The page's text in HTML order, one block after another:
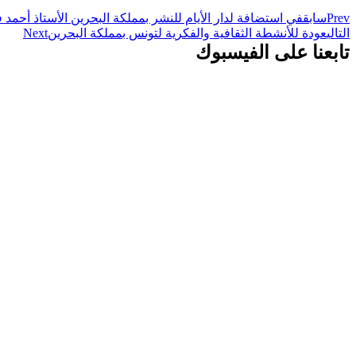
Prevسابقفي استضافة لدار الأيام للنشر بمملكة البحرين الأستاذ أحمد
التاليعودة للأنشطة الثقافية والفكرية لتونس بمملكة البحرينNext
تابعنا على الفيسبوك